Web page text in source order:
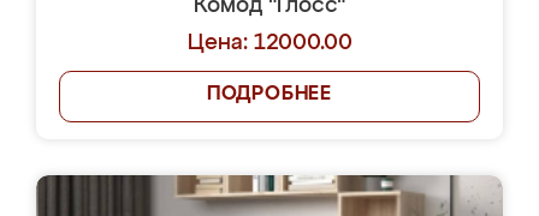
Комод "Глосс"
Цена: 12000.00
ПОДРОБНЕЕ